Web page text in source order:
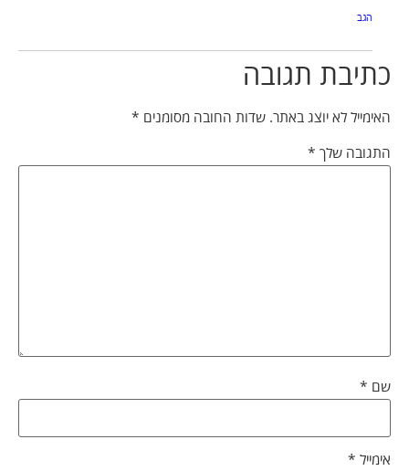
הגב
כתיבת תגובה
האימייל לא יוצג באתר. שדות החובה מסומנים *
התגובה שלך *
שם *
אימייל *